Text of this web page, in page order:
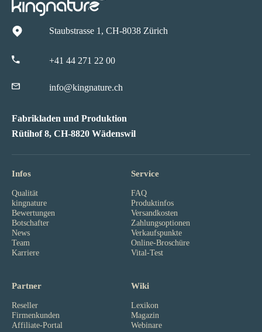
Staubstrasse 1, CH-8038 Zürich
+41 44 271 22 00
info@kingnature.ch
Fabrikladen und Produktion
Rütihof 8, CH-8820 Wädenswil
Infos
Qualität
kingnature
Bewertungen
Botschafter
News
Team
Karriere
Service
FAQ
Produktinfos
Versandkosten
Zahlungsoptionen
Verkaufspunkte
Online-Broschüre
Vital-Test
Partner
Reseller
Firmenkunden
Affiliate-Portal
Wiki
Lexikon
Magazin
Webinare